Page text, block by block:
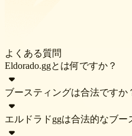
よくある質問
Eldorado.ggとは何ですか？
Eldorado.ggは、ゲーム内通
行、課金など、多種多様なゲ
ラインマーケットプレイスで
ブースティングは合法ですか
ブースティングは、大韓民国
エルドラドggは合法的なブー